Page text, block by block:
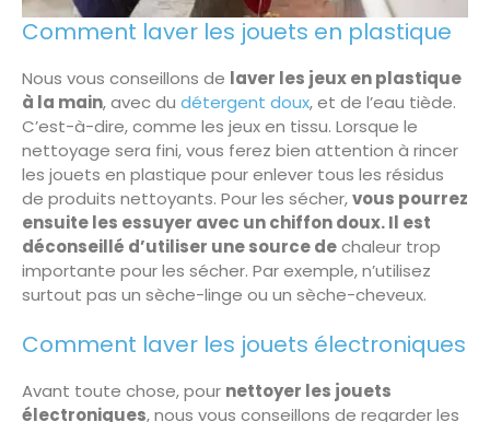
Comment laver les jouets en plastique
Nous vous conseillons de laver les jeux en plastique
à la main, avec du détergent doux, et de l’eau tiède.
C’est-à-dire, comme les jeux en tissu. Lorsque le
nettoyage sera fini, vous ferez bien attention à rincer
les jouets en plastique pour enlever tous les résidus
de produits nettoyants. Pour les sécher,vous pourrez
ensuite les essuyer avec un chiffon doux. Il est
déconseillé d’utiliser une source dechaleur trop
importante pour les sécher. Par exemple, n’utilisez
surtout pas un sèche-linge ou un sèche-cheveux.
Comment laver les jouets électroniques
Avant toute chose, pour nettoyer les jouets
électroniques, nous vous conseillons de regarder les